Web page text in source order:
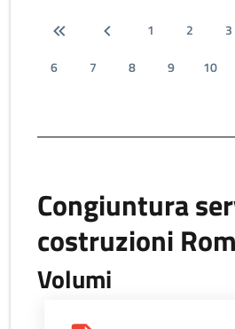
1 2 3
6
7 8 9 10
Congiuntura
costruzioni
Volumi